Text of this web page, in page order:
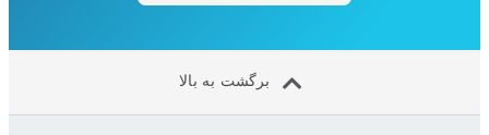
برگشت به بالا